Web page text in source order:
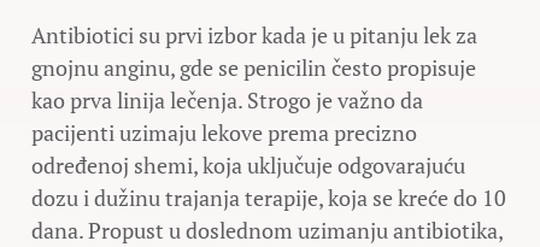
Antibiotici su prvi izbor kada je u pitanju lek za
gnojnu anginu, gde se penicilin često propisuje
kao prva linija lečenja. Strogo je važno da
pacijenti uzimaju lekove prema precizno
određenoj shemi, koja uključuje odgovarajuću
dozu i dužinu trajanja terapije, koja se kreće do 10
dana. Propust u doslednom uzimanju antibiotika,